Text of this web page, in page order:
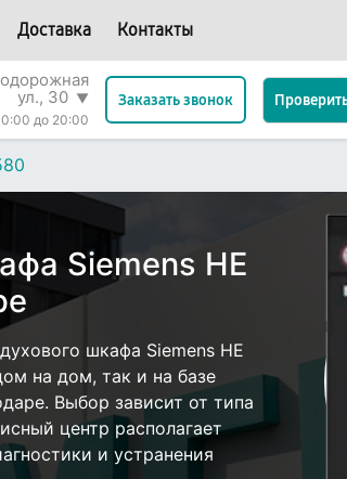
Доставка Контакты
ул., 30 ▼
до 20:00
Заказать звонок
Siemens HE
шкафа Siemens HE
на дом, так и на базе
Выбор зависит от типа
центр располагает
и устранения